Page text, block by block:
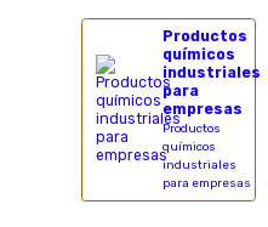
Productos
químicos
industriales
para
empresas
Productos
químicos
industriales
para empresas